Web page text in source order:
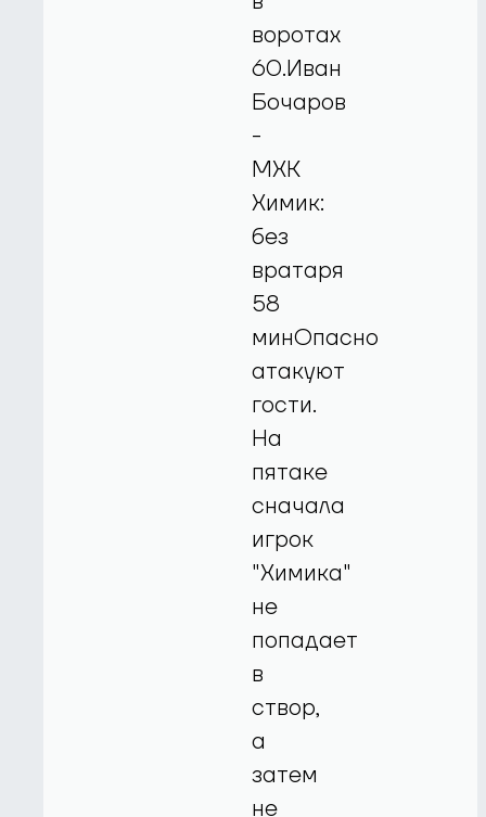
воротах
60.Иван
Бочаров
-
МХК
Химик:
без
вратаря
58
минОпасно
атакуют
гости.
На
пятаке
сначала
игрок
"Химика"
не
попадает
в
створ,
а
затем
не